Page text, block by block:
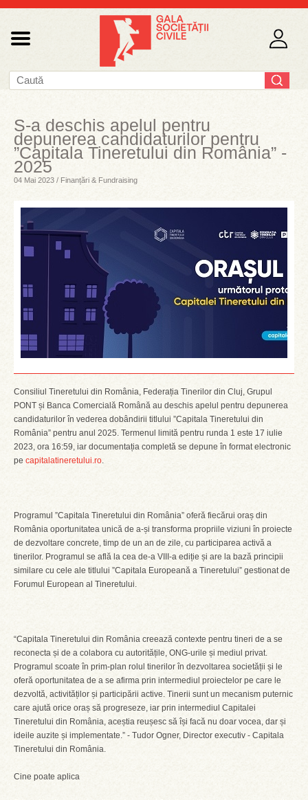
S-a deschis apelul pentru
depunerea candidaturilor pentru
”Capitala Tineretului din România” -
2025
04 Mai 2023 / Finanțări & Fundraising
Consiliul Tineretului din România, Federația Tinerilor din Cluj, Grupul
PONT și Banca Comercială Română au deschis apelul pentru depunerea
candidaturilor în vederea dobândirii titlului ”Capitala Tineretului din
România” pentru anul 2025. Termenul limită pentru runda 1 este 17 iulie
2023, ora 16:59, iar documentația completă se depune în format electronic
pe capitalatineretului.ro.
Programul ”Capitala Tineretului din România” oferă fiecărui oraș din
România oportunitatea unică de a-și transforma propriile viziuni în proiecte
de dezvoltare concrete, timp de un an de zile, cu participarea activă a
tinerilor. Programul se află la cea de-a VIII-a ediție și are la bază principii
similare cu cele ale titlului ”Capitala Europeană a Tineretului” gestionat de
Forumul European al Tineretului.
“Capitala Tineretului din România creează contexte pentru tineri de a se
reconecta și de a colabora cu autoritățile, ONG-urile și mediul privat.
Programul scoate în prim-plan rolul tinerilor în dezvoltarea societății și le
oferă oportunitatea de a se afirma prin intermediul proiectelor pe care le
dezvoltă, activităților și participării active. Tinerii sunt un mecanism puternic
care ajută orice oraș să progreseze, iar prin intermediul Capitalei
Tineretului din România, aceștia reușesc să își facă nu doar vocea, dar și
ideile auzite și implementate.” - Tudor Ogner, Director executiv - Capitala
Tineretului din România.
Cine poate aplica